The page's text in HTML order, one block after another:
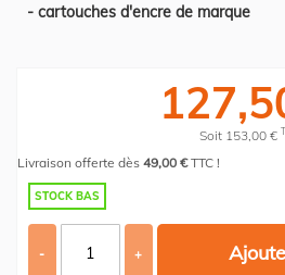
- cartouches d'encre de marque
Soit 153,00 €
Livraison offerte dès 49,00 €TTC !
STOCK BAS
- +